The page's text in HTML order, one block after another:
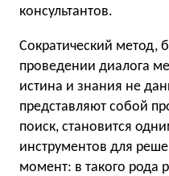
консультантов.
Сократический метод,
проведении диалога
истина и знания не
представляют собой
поиск, становится
инструментов для
момент: в такого рода